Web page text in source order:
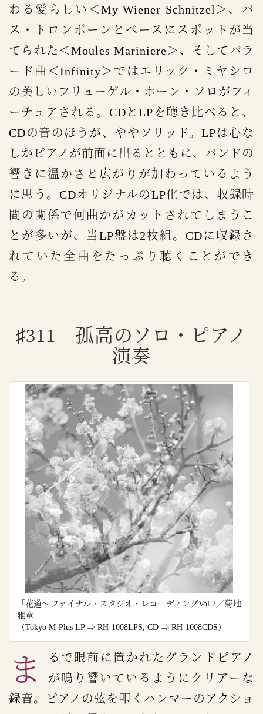
わる愛らしい＜My Wiener Schnitzel＞、バ
ス・トロンボーンとベースにスポットが当
てられた＜Moules Mariniere＞、そしてバラ
ード曲＜Infinity＞ではエリック・ミヤシロ
の美しいフリューゲル・ホーン・ソロがフィ
ーチュアされる。CDとLPを聴き比べると、
CDの音のほうが、ややソリッド。LPは心な
しかピアノが前面に出るとともに、バンドの
響きに温かさと広がりが加わっているよう
に思う。CDオリジナルのLP化では、収録時
間の関係で何曲かがカットされてしまうこ
とが多いが、当LP盤は2枚組。CDに収録さ
れていた全曲をたっぷり聴くことができ
る。
♯311 孤高のソロ・ピアノ
演奏
「花道～ファイナル・スタジオ・レコーディングVol.2／菊地
雅章」
（Tokyo M-Plus LP ⇒ RH-1008LPS, CD ⇒ RH-1008CDS）
まるで眼前に置かれたグランドピアノ
が鳴り響いているようにクリアーな
録音。ピアノの弦を叩くハンマーのアクショ